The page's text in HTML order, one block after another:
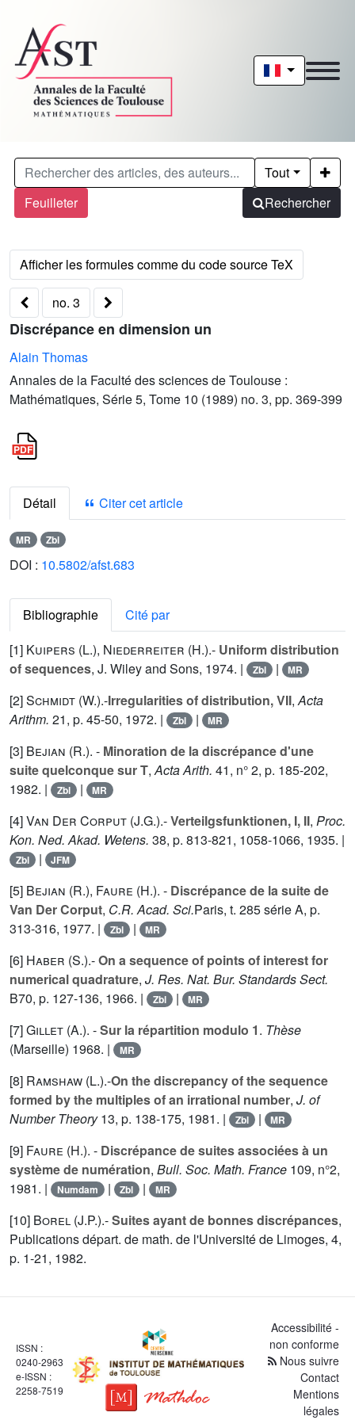
Feuilleter
Tout
Rechercher
no. 3
Discrépance en dimension un
Alain Thomas
Annales de la Faculté des sciences de Toulouse :
Mathématiques, Série 5, Tome 10 (1989) no. 3, pp. 369-399
Détail Citer cet article
MR Zbl
DOI : 10.5802/afst.683
Bibliographie
Cité par
[1] Kuipers (L.), Niederreiter (H.).- Uniform distribution
of sequences, J. Wiley and Sons, 1974. | Zbl | MR
[2]Schmidt (W.).-Irregularities of distribution, VII,Acta
Arithm. 21, p. 45-50, 1972. | Zbl | MR
[3] Bejian (R.). - Minoration de la discrépance d'une
suite quelconque sur T,Acta Arith. 41, n° 2, p. 185-202,
1982. |
Zbl | MR
[4]Van Der Corput (J.G.).-Verteilgsfunktionen, I, II, Proc.
Kon. Ned. Akad. Wetens. 38, p. 813-821, 1058-1066, 1935. |
Zbl | JFM
[5] Bejian (R.), Faure (H.). - Discrépance de la suite de
Van Der Corput, C.R. Acad. Sci.Paris, t. 285série A, p.
313-316, 1977. |
Zbl | MR
[6] Haber (S.).-On a sequence of points of interest for
numerical quadrature, J. Res. Nat. Bur. Standards Sect.
B70, p. 127-136, 1966. | Zbl | MR
[7]Gillet (A.). -Sur la répartition modulo 1. Thèse
(Marseille) 1968. |
MR
[8] Ramshaw (L.).-On the discrepancy of the sequence
formed by the multiples of an irrational number, J. of
Number Theory 13, p. 138-175, 1981. | Zbl | MR
[9] Faure (H.). - Discrépance de suites associées à un
système de numération, Bull. Soc. Math. France 109, n°2,
1981. |
Numdam | Zbl | MR
[10] Borel (J.P.).-Suites ayant de bonnes discrépances,
Publications départ. de math. de l'Université de Limoges, 4,
p. 1-21, 1982.
ISSN :
0240-2963
e-ISSN :
2258-7519
Accessibilité -
non conforme
Nous suivre
Contact
Mentions
légales